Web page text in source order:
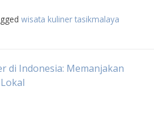
wisata kuliner tasikmalaya
di Indonesia: Memanjakan